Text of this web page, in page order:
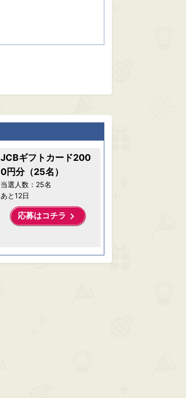
JCBギフトカード200
0円分（25名）
当選人数：25名
あと12日
応募はコチラ keyboard_arrow_right